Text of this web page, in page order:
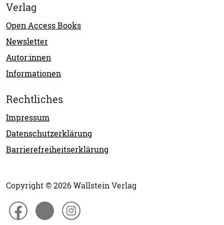
Verlag
Open Access Books
Newsletter
Autor:innen
Informationen
Rechtliches
Impressum
Datenschutzerklärung
Barrierefreiheitserklärung
Copyright © 2026 Wallstein Verlag